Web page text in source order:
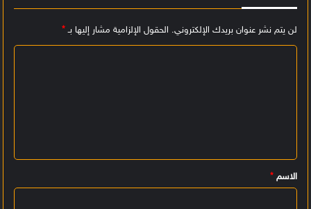
لن يتم نشر عنوان بريدك الإلكتروني. الحقول الإلزامية مشار إليها بـ*
ي
ق
الاسم *